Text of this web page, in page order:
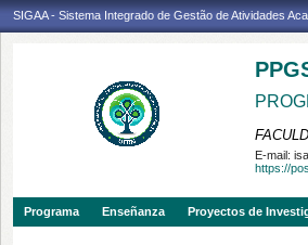
SIGAA - Sistema Integrado de Gestão de Atividades
E-mail:
https://
Programa Enseñanza Proyectos de